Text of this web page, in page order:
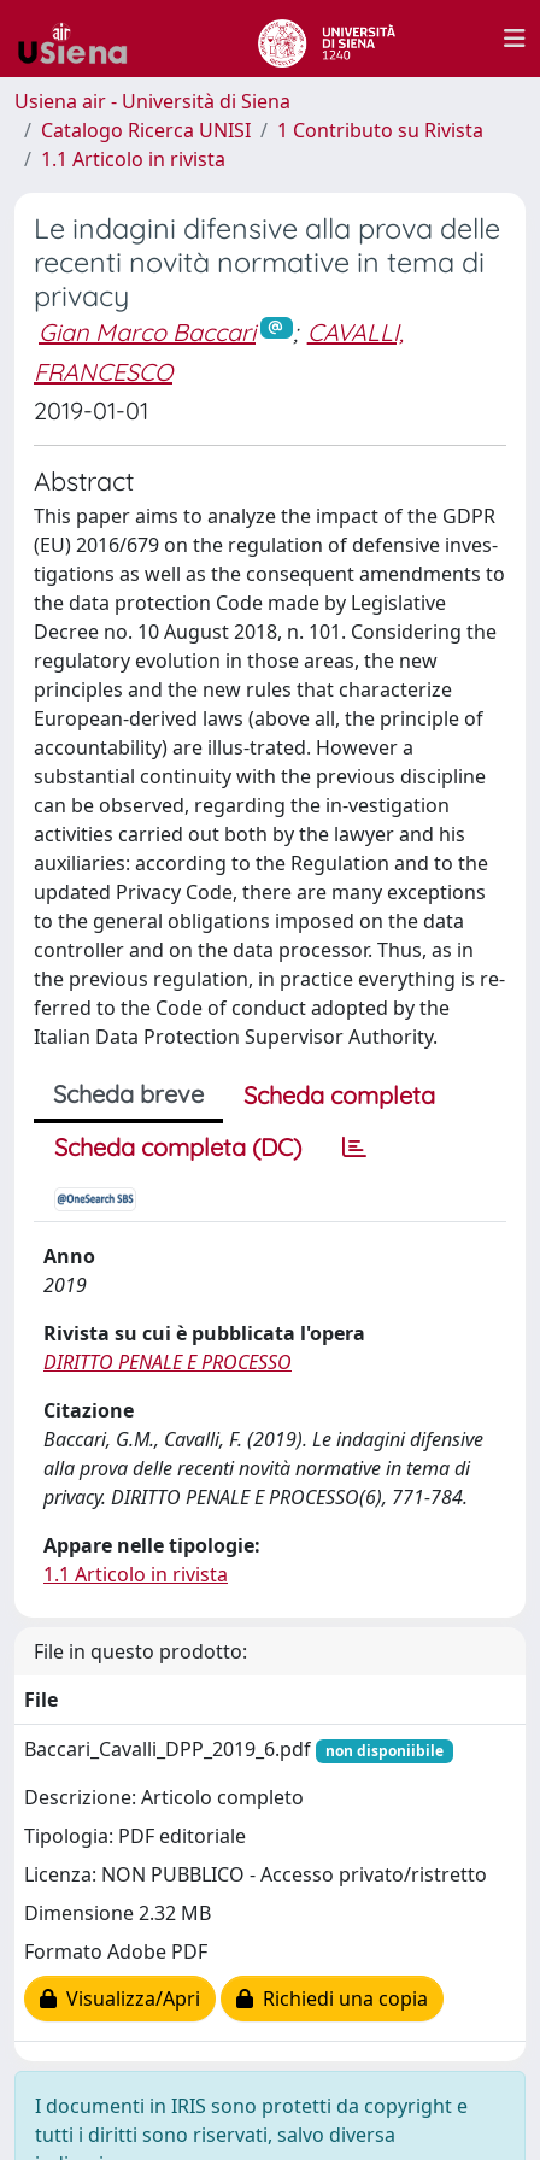
Usiena air - Università di Siena
Catalogo Ricerca UNISI
1 Contributo su Rivista
1.1 Articolo in rivista
Le indagini difensive alla prova delle
recenti novità normative in tema di
privacy
Gian Marco Baccari ; CAVALLI,
FRANCESCO
2019-01-01
Abstract
This paper aims to analyze the impact of the GDPR
(EU) 2016/679 on the regulation of defensive inves-
tigations as well as the consequent amendments to
the data protection Code made by Legislative
Decree no. 10 August 2018, n. 101. Considering the
regulatory evolution in those areas, the new
principles and the new rules that characterize
European-derived laws (above all, the principle of
accountability) are illus-trated. However a
substantial continuity with the previous discipline
can be observed, regarding the in-vestigation
activities carried out both by the lawyer and his
auxiliaries: according to the Regulation and to the
updated Privacy Code, there are many exceptions
to the general obligations imposed on the data
controller and on the data processor. Thus, as in
the previous regulation, in practice everything is re-
ferred to the Code of conduct adopted by the
Italian Data Protection Supervisor Authority.
Scheda breve
Scheda completa
Scheda completa (DC)
Anno
2019
Rivista su cui è pubblicata l'opera
DIRITTO PENALE E PROCESSO
Citazione
Baccari, G.M., Cavalli, F. (2019). Le indagini difensive
alla prova delle recenti novità normative in tema di
privacy. DIRITTO PENALE E PROCESSO(6), 771-784.
Appare nelle tipologie:
1.1 Articolo in rivista
File in questo prodotto:
File
Baccari_Cavalli_DPP_2019_6.pdf
non disponiibile
Descrizione: Articolo completo
Tipologia: PDF editoriale
Licenza: NON PUBBLICO - Accesso privato/ristretto
Dimensione 2.32 MB
Formato Adobe PDF
Visualizza/Apri
Richiedi una copia
I documenti in IRIS sono protetti da copyright e
tutti i diritti sono riservati, salvo diversa